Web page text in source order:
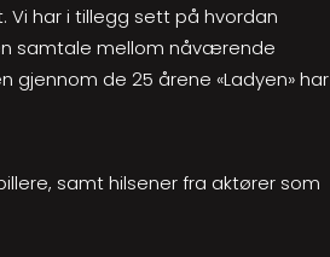
har i tillegg sett på hvordan
samtale mellom nåværende
de 25 årene «Ladyen» har
samt hilsener fra aktører som